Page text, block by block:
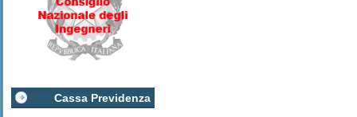
Cassa Previdenza